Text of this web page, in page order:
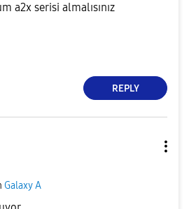
a2x serisi almalısınız
REPLY
Galaxy A